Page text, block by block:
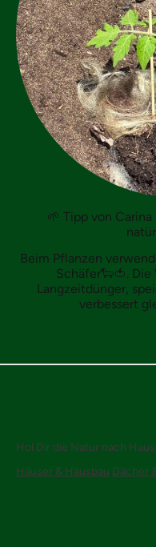
🌱 Tipp von
Beim Pflanzen
Schäfer🐑🍅. Die
Langzeitdünger,
verbessert
Hol Dir die Natur nach
Häuser & Hausbau Dächer